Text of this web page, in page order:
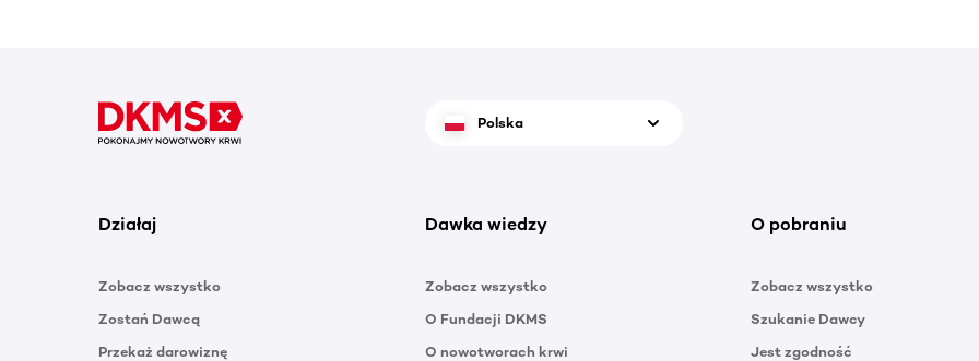
Polska
Działaj
Zobacz wszystko
Zostań Dawcą
Przekaż darowiznę
Dawka wiedzy
Zobacz wszystko
O Fundacji DKMS
O nowotworach krwi
O pobraniu
Zobacz wszystko
Szukanie Dawcy
Jest zgodność